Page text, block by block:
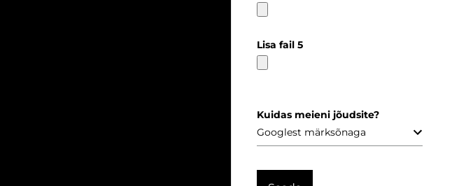
Lisa fail 5
Kuidas meieni jõudsite?